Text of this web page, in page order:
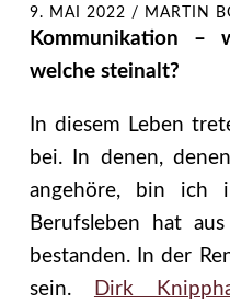
9. MAI 2022 / MARTIN
Kommunikation –
welche steinalt?
In diesem Leben
bei. In denen,
angehöre, bin ich
Berufsleben hat
bestanden. In der
sein.
Dirk